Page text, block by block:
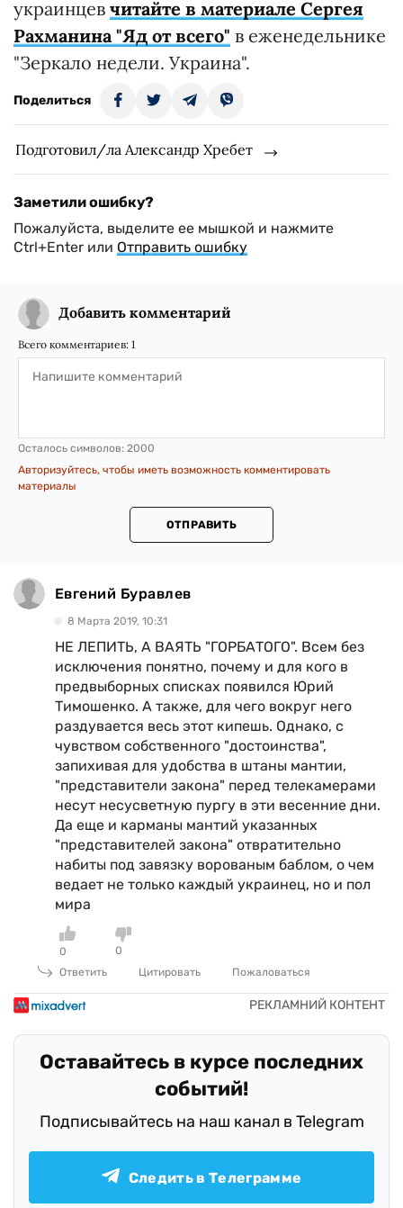
украинцев читайте в материале Сергея
Рахманина "Яд от всего" в еженедельнике
"Зеркало недели. Украина".
Поделиться
Подготовил/ла Александр Хребет
Заметили ошибку?
Пожалуйста, выделите ее мышкой и нажмите
Ctrl+Enter или Отправить ошибку
Добавить комментарий
Всего комментариев: 1
Осталось символов: 2000
Авторизуйтесь, чтобы иметь возможность комментировать
материалы
ОТПРАВИТЬ
Евгений Буравлев
8 Марта 2019, 10:31
НЕ ЛЕПИТЬ, А ВАЯТЬ "ГОРБАТОГО". Всем без
исключения понятно, почему и для кого в
предвыборных списках появился Юрий
Тимошенко. А также, для чего вокруг него
раздувается весь этот кипешь. Однако, с
чувством собственного "достоинства",
запихивая для удобства в штаны мантии,
"представители закона" перед телекамерами
несут несусветную пургу в эти весенние дни.
Да еще и карманы мантий указанных
"представителей закона" отвратительно
набиты под завязку ворованым баблом, о чем
ведает не только каждый украинец, но и пол
мира
0
0
Ответить
Цитировать Пожаловаться
Оставайтесь в курсе последних
событий!
Подписывайтесь на наш канал в Telegram
Следить в Телеграмме